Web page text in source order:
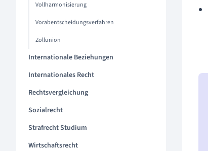
Vollharmonisierung
Vorabentscheidungsverfahren
Zollunion
Internationale Beziehungen
Internationales Recht
Rechtsvergleichung
Sozialrecht
Strafrecht Studium
Wirtschaftsrecht